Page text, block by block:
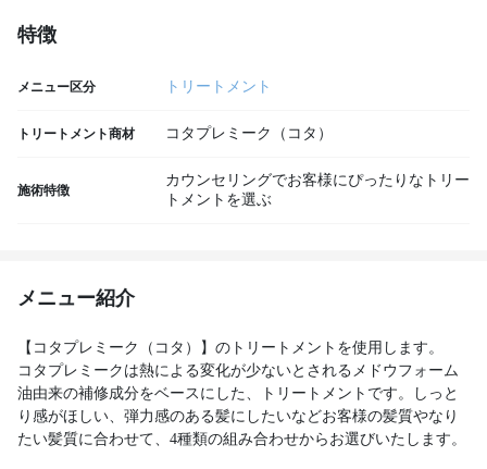
特徴
メニュー区分 トリートメント
トリートメント商材 コタプレミーク（コタ）
施術特徴
カウンセリングでお客様にぴったりなトリー
トメントを選ぶ
メニュー紹介
【コタプレミーク（コタ）】のトリートメントを使用します。
コタプレミークは熱による変化が少ないとされるメドウフォーム
油由来の補修成分をベースにした、トリートメントです。しっと
り感がほしい、弾力感のある髪にしたいなどお客様の髪質やなり
たい髪質に合わせて、4種類の組み合わせからお選びいたします。